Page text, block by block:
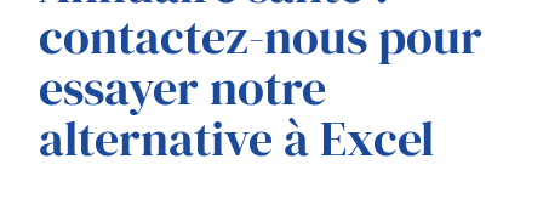
contactez-nous pour
essayer notre
alternative à Excel